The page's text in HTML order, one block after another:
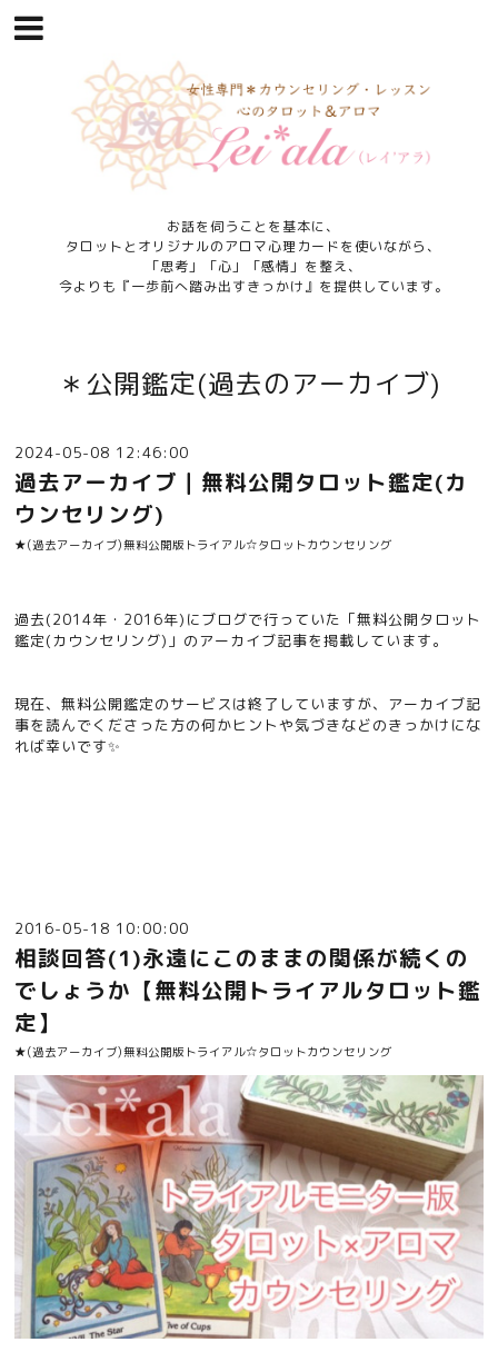
お話を伺うことを基本に、
タロットとオリジナルのアロマ心理カードを使いながら、
「思考」「心」「感情」を整え、
今よりも『一歩前へ踏み出すきっかけ』を提供しています。
＊公開鑑定(過去のアーカイブ)
2024-05-08 12:46:00
過去アーカイブ｜無料公開タロット鑑定(カ
ウンセリング)
★(過去アーカイブ)無料公開版トライアル☆タロットカウンセリング
過去(2014年・2016年)にブログで行っていた「無料公開タロット
鑑定(カウンセリング)」のアーカイブ記事を掲載しています。
現在、無料公開鑑定のサービスは終了していますが、アーカイブ記
事を読んでくださった方の何かヒントや気づきなどのきっかけにな
れば幸いです✨
2016-05-18 10:00:00
相談回答(1)永遠にこのままの関係が続くの
でしょうか【無料公開トライアルタロット鑑
定】
★(過去アーカイブ)無料公開版トライアル☆タロットカウンセリング